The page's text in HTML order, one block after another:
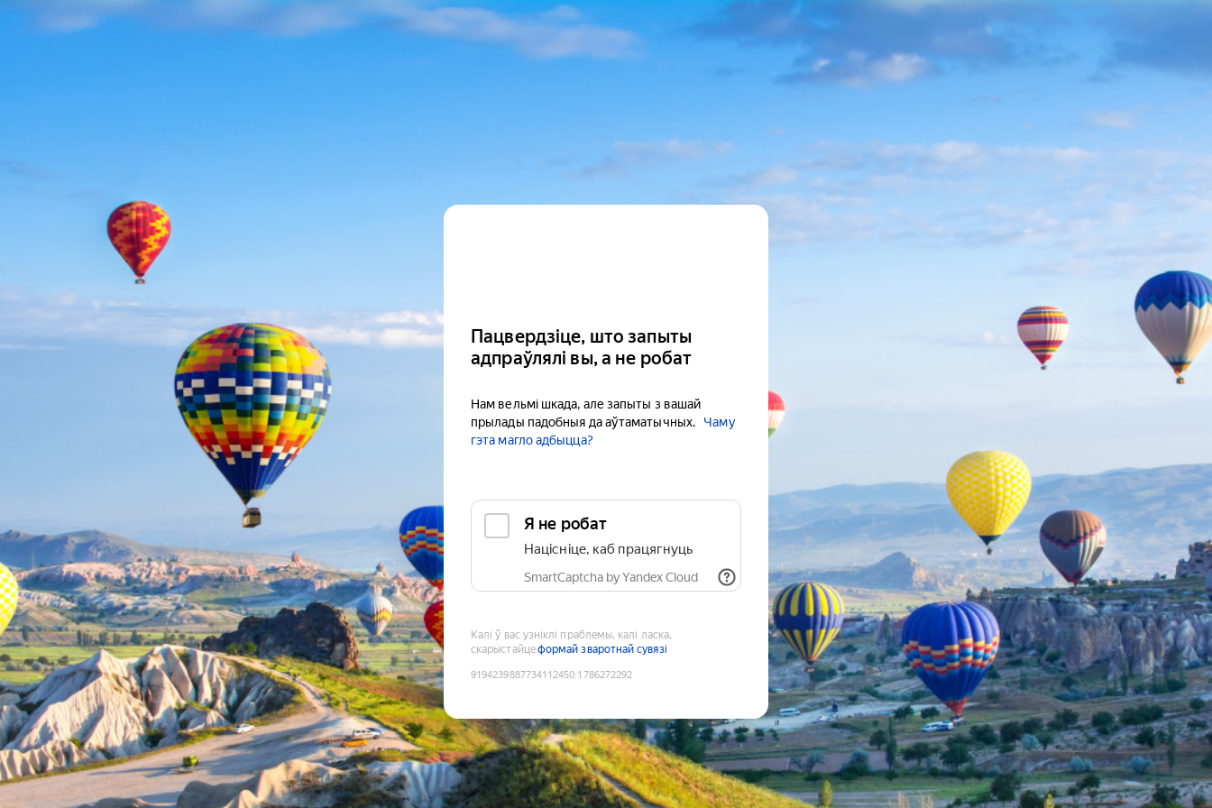
Пацвердзіце, што запыты
адпраўлялі вы, а не робат
Нам вельмі шкада, але запыты з вашай
прылады падобныя да аўтаматычных.
Чаму
гэта магло адбыцца?
Я не робат
Націсніце, каб працягнуць
SmartCaptcha by Yandex Cloud
Калі ў вас узніклі праблемы, калі ласка,
скарыстайцеформай зваротнай сувязі
9194239887734112450:1786272292